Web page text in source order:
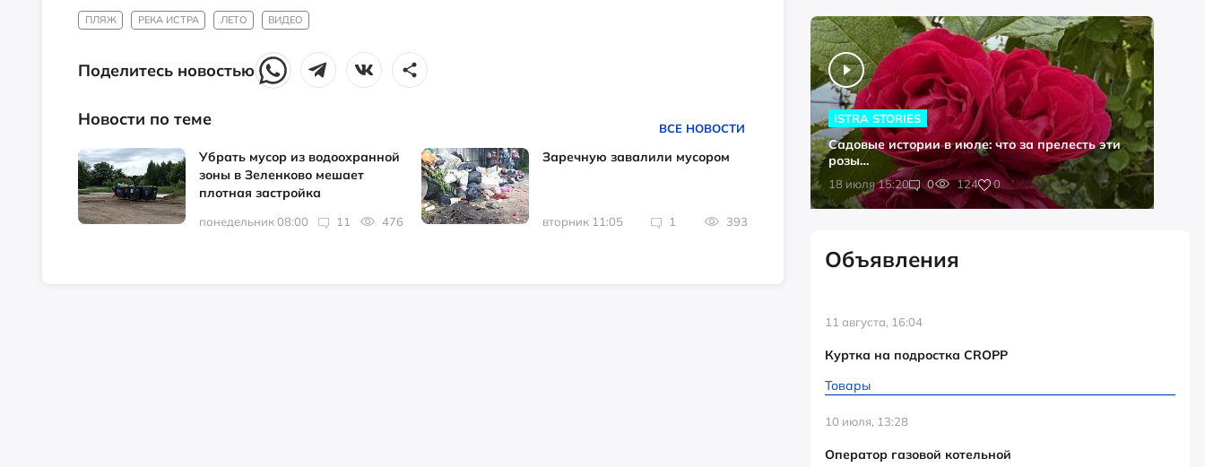
ПЛЯЖ РЕКА ИСТРА ЛЕТО ВИДЕО
Поделитесь новостью
Новости по теме ВСЕ НОВОСТИ
Убрать мусор из водоохранной
зоны в Зеленково мешает
плотная застройка
понедельник 08:00 11 476
Заречную завалили мусором
вторник 11:05 1 393
18 июля 15:20 0 124 0
ISTRA STORIES
Садовые истории в июле: что за прелесть эти
розы…
Объявления
11 августа, 16:04
Куртка на подростка CROPP
Товары
10 июля, 13:28
Оператор газовой котельной